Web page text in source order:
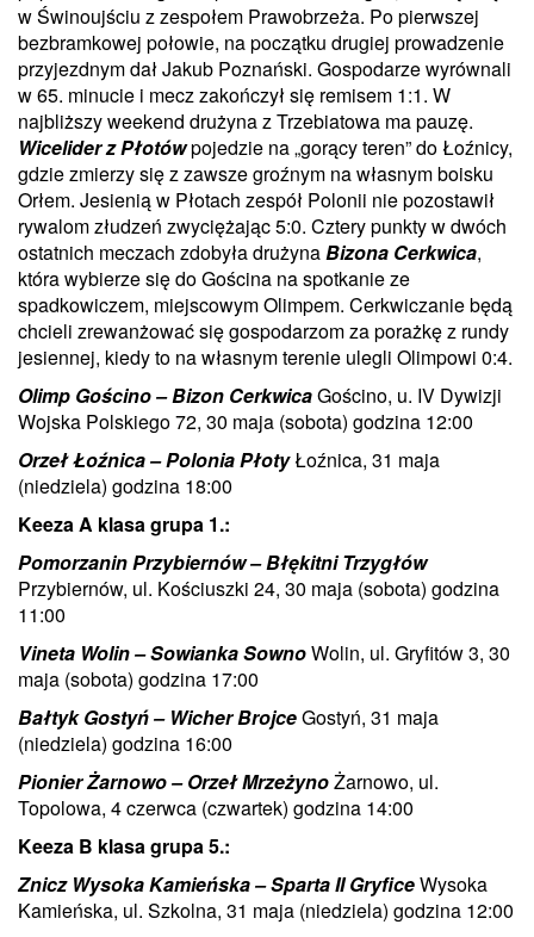
w Świnoujściu z zespołem Prawobrzeża. Po pierwszej
bezbramkowej połowie, na początku drugiej prowadzenie
przyjezdnym dał Jakub Poznański. Gospodarze wyrównali
w 65. minucie i mecz zakończył się remisem 1:1. W
najbliższy weekend drużyna z Trzebiatowa ma pauzę.
Wicelider z Płotówpojedzie na „gorący teren” do Łoźnicy,
gdzie zmierzy się z zawsze groźnym na własnym boisku
Orłem. Jesienią w Płotach zespół Polonii nie pozostawił
rywalom złudzeń zwyciężając 5:0. Cztery punkty w dwóch
ostatnich meczach zdobyła drużyna Bizona Cerkwica,
która wybierze się do Gościna na spotkanie ze
spadkowiczem, miejscowym Olimpem. Cerkwiczanie będą
chcieli zrewanżować się gospodarzom za porażkę z rundy
jesiennej, kiedy to na własnym terenie ulegli Olimpowi 0:4.
Olimp Gościno – Bizon CerkwicaGościno, u. IV Dywizji
Wojska Polskiego 72, 30 maja (sobota) godzina 12:00
Orzeł Łoźnica – Polonia PłotyŁoźnica, 31 maja
(niedziela) godzina 18:00
Keeza A klasa grupa 1.:
Pomorzanin Przybiernów – Błękitni Trzygłów
Przybiernów, ul. Kościuszki 24, 30 maja (sobota) godzina
11:00
Vineta Wolin – Sowianka SownoWolin, ul. Gryfitów 3, 30
maja (sobota) godzina 17:00
Bałtyk Gostyń – Wicher BrojceGostyń, 31 maja
(niedziela) godzina 16:00
Pionier Żarnowo – Orzeł MrzeżynoŻarnowo, ul.
Topolowa, 4 czerwca (czwartek) godzina 14:00
Keeza B klasa grupa 5.:
Znicz Wysoka Kamieńska – Sparta II GryficeWysoka
Kamieńska, ul. Szkolna, 31 maja (niedziela) godzina 12:00